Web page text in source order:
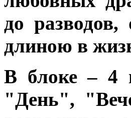
до
длиною в
В блоке – 4
"День",